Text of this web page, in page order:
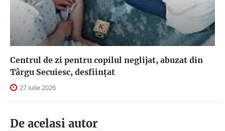
Centrul de zi pentru copilul neglijat, abuzat din
Târgu Secuiesc, desfiinţat
27 iulie 2026
De acelasi autor